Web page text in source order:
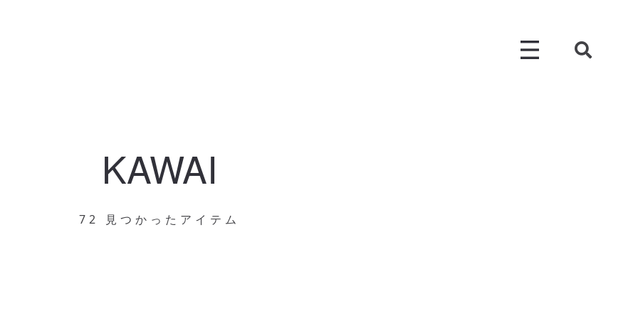
KAWAI
72 見つかったアイテム